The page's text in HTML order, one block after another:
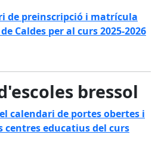
de preinscripció i matrícula
Caldes per al curs 2025-2026
bressol
calendari de portes obertes i
centres educatius del curs